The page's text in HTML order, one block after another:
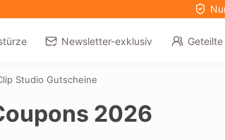
Newsletter-exklusiv
Studio Gutscheine
2026